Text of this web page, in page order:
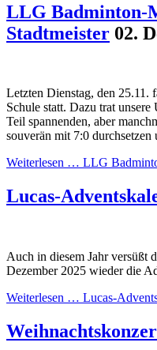
LLG Badminton-
Stadtmeister 02.
Letzten Dienstag, den 25.11.
Schule statt. Dazu trat
Teil spannenden, aber
souverän mit 7:0
Weiterlesen … LLG
Lucas-
Auch in diesem Jahr versüßt
Dezember 2025 wieder die
Weiterlesen … Lucas-